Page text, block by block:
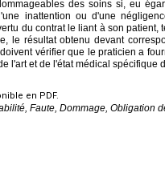
des soins si, eu
inattention ou d'une
du contrat le liant à son
le résultat obtenu devant
vérifier que le praticien a
l'art et de l'état médical spécifique
en PDF.
Faute, Dommage, Obligation